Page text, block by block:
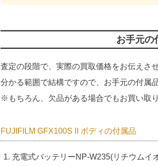
お手元の
査定の段階で、実際の買取価格をお伝えさ
分かる範囲で結構ですので、お手元の付属
※もちろん、欠品がある場合でもお買い取
FUJIFILM GFX100S II ボディの付属品
充電式バッテリーNP-W235(リチウムイ